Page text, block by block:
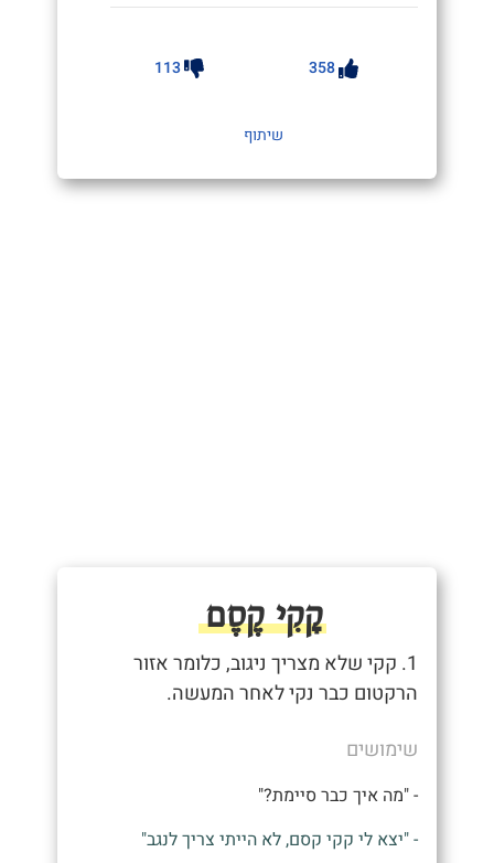
358
113
שיתוף
קָקִי קֶסֶם
1. קקי שלא מצריך ניגוב, כלומר אזור
הרקטום כבר נקי לאחר המעשה.
שימושים
- "מה איך כבר סיימת?"
- "יצא לי קקי קסם, לא הייתי צריך לנגב"